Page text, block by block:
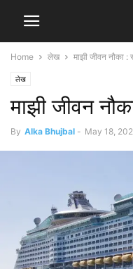
Home लेख माझी जीवन नौका :
लेख
माझी जीवन
By Alka Bhujbal - May 18,